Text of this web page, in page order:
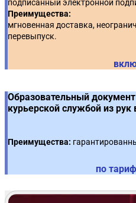
Тендер, Росэлторг, ТЭК-
7
🔥 Практический кейс
Подписание контракта
подписанный электронной
Преимущества:
мгновенная доставка,
перевыпуск.
Образовательный
курьерской службой из рук
Преимущества:
по